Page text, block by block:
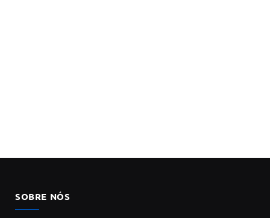
SOBRE NÓS